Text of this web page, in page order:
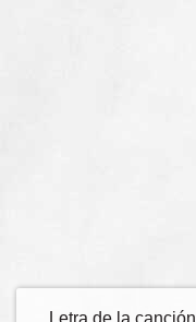
Letra de la canción